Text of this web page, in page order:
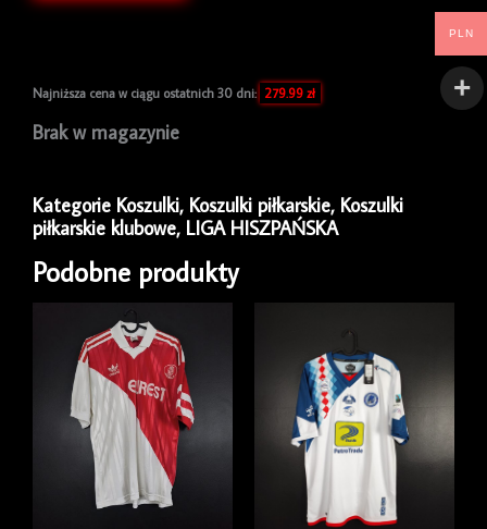
Najniższa cena w ciągu ostatnich 30 dni: 279.99 zł
Brak w magazynie
Kategorie Koszulki, Koszulki piłkarskie, Koszulki
piłkarskie klubowe, LIGA HISZPAŃSKA
Podobne produkty
PLN